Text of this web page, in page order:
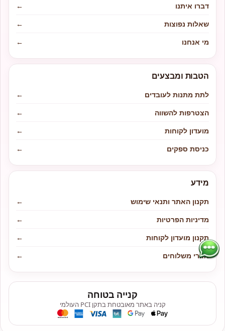
דברו איתנו
←
שאלות נפוצות
←
מי אנחנו
←
הטבות ומבצעים
לתת מתנות לעובדים
←
הצטרפות להשווה
←
מועדון לקוחות
←
כניסת ספקים
←
מידע
תקנון האתר ותנאי שימוש
←
מדיניות הפרטיות
←
תקנון מועדון לקוחות
←
אזורי משלוחים
←
קנייה בטוחה
קניה באתר מאובטחת בתקן PCI העולמי